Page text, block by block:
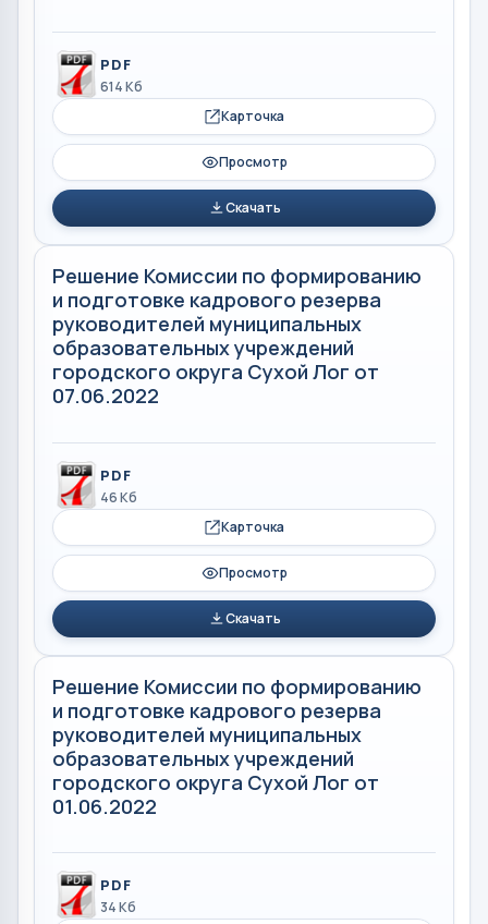
PDF
614 Кб
Карточка
Просмотр
Скачать
Решение Комиссии по формированию
и подготовке кадрового резерва
руководителей муниципальных
образовательных учреждений
городского округа Сухой Лог от
07.06.2022
PDF
46 Кб
Карточка
Просмотр
Скачать
Решение Комиссии по формированию
и подготовке кадрового резерва
руководителей муниципальных
образовательных учреждений
городского округа Сухой Лог от
01.06.2022
PDF
34 Кб